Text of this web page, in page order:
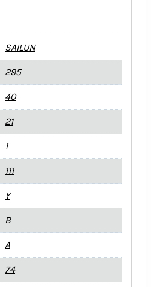
SAILUN
295
40
21
1
111
Y
B
A
74